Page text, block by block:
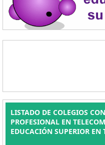
LISTADO DE COLEGIOS
PROFESIONAL EN
EDUCACIÓN SUPERIOR EN